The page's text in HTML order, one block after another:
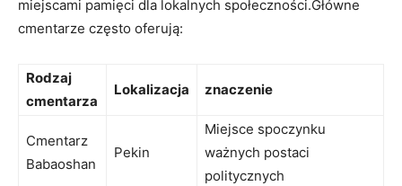
‌miejscami⁣ pamięci dla lokalnych ⁤społeczności.Główne
cmentarze ⁤często oferują:
Rodzaj
cmentarza
Lokalizacja znaczenie
Cmentarz
⁣Babaoshan
Pekin
Miejsce spoczynku
ważnych ⁤postaci
⁢politycznych